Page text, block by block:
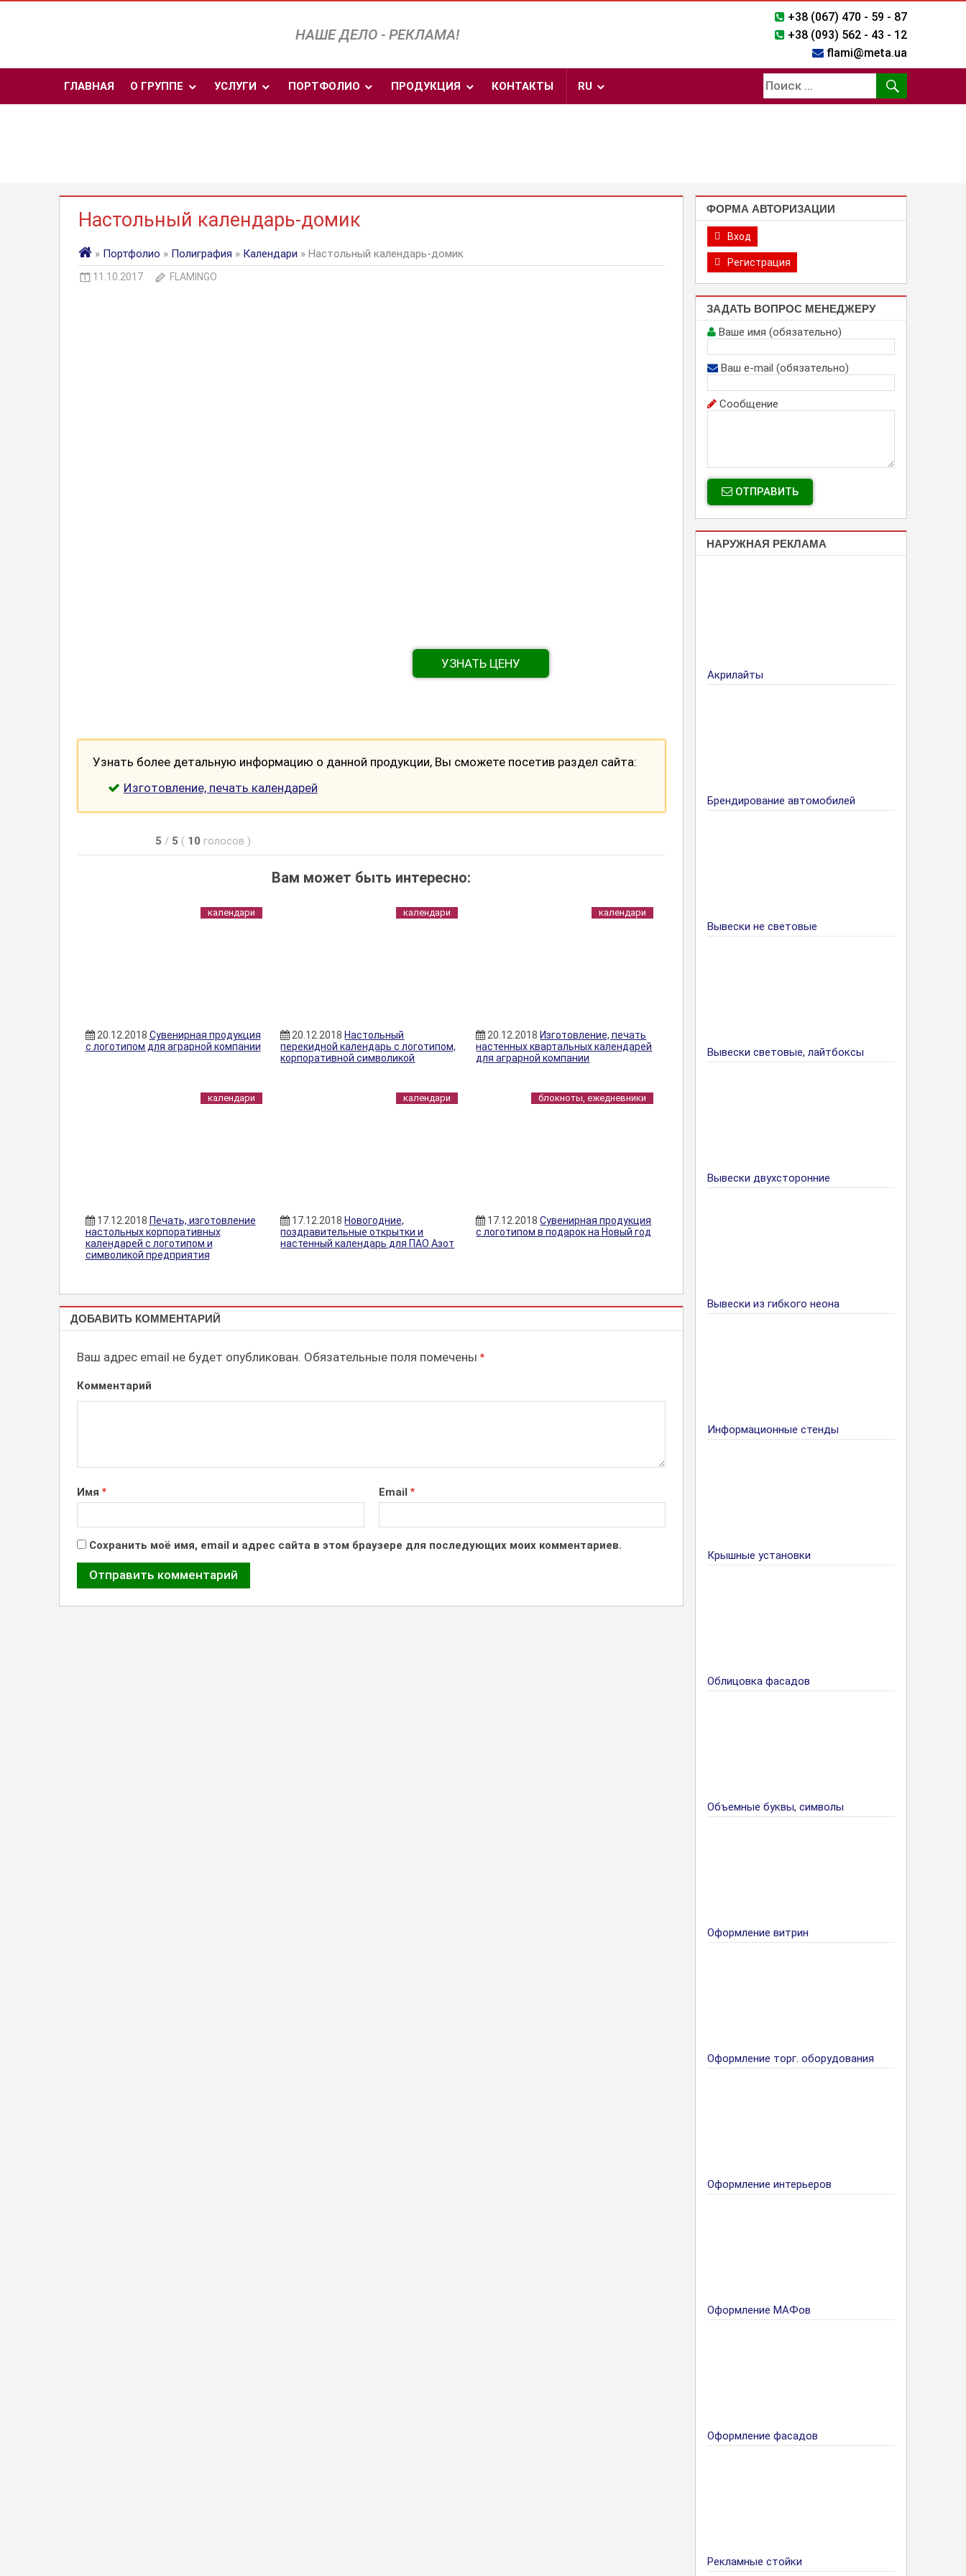
НАШЕ ДЕЛО - РЕКЛАМА!
+38 (067) 470 - 59 - 87
+38 (093) 562 - 43 - 12
flami@meta.ua
ГЛАВНАЯ О ГРУППЕ УСЛУГИ ПОРТФОЛИО ПРОДУКЦИЯ КОНТАКТЫ RU
Настольный календарь-домик
» Портфолио » Полиграфия » Календари » Настольный календарь-домик
11.10.2017 FLAMINGO
УЗНАТЬ ЦЕНУ
Узнать более детальную информацию о данной продукции, Вы сможете посетив раздел сайта:
Изготовление, печать календарей
5 / 5 ( 10 голосов )
Вам может быть интересно:
календари
20.12.2018 Сувенирная продукция
с логотипом для аграрной компании
календари
20.12.2018 Настольный
перекидной календарь с логотипом,
корпоративной символикой
календари
20.12.2018 Изготовление, печать
настенных квартальных календарей
для аграрной компании
календари
17.12.2018 Печать, изготовление
настольных корпоративных
календарей с логотипом и
символикой предприятия
календари
17.12.2018 Новогодние,
поздравительные открытки и
настенный календарь для ПАО Азот
блокноты, ежедневники
17.12.2018Сувенирная продукция
с логотипом в подарок на Новый год
КАЛЕНДАРИ
ДОБАВИТЬ КОММЕНТАРИЙ
Ваш адрес email не будет опубликован. Обязательные поля помечены *
Комментарий
Имя * Email *
Сохранить моё имя, email и адрес сайта в этом браузере для последующих моих комментариев.
ФОРМА АВТОРИЗАЦИИ
Вход
Регистрация
ЗАДАТЬ ВОПРОС МЕНЕДЖЕРУ
Ваше имя (обязательно)
Ваш e-mail (обязательно)
Сообщение
ОТПРАВИТЬ
НАРУЖНАЯ РЕКЛАМА
Акрилайты
Брендирование автомобилей
Вывески не световые
Вывески световые, лайтбоксы
Вывески двухсторонние
Вывески из гибкого неона
Информационные стенды
Крышные установки
Облицовка фасадов
Объемные буквы, символы
Оформление витрин
Оформление торг. оборудования
Оформление интерьеров
Оформление МАФов
Оформление фасадов
Рекламные стойки